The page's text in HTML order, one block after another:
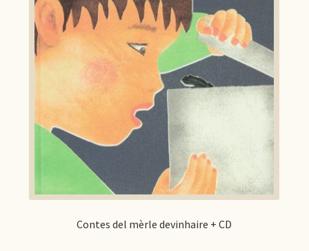
Contes del mèrle devinhaire + CD